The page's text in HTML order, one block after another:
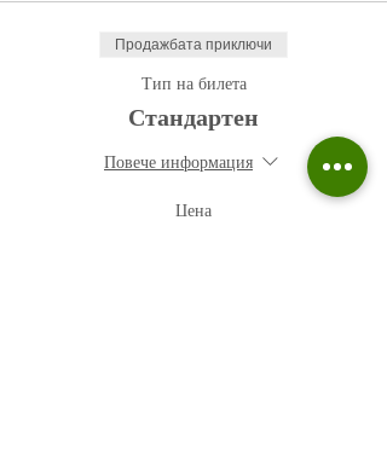
Продажбата приключи
Тип на билета
Стандартен
Повече информация
Цена